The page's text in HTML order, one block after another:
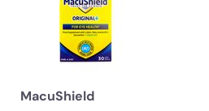
MacuShield